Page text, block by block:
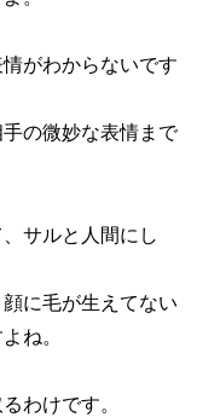
がわからないです
の微妙な表情まで
サルと人間にし
に毛が生えてない
ね。
わけです。